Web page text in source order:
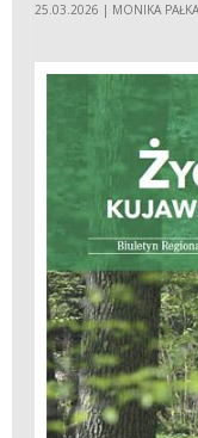
25.03.2026 | MONIKA PAŁKA